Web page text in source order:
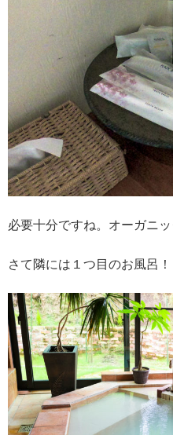
必要十分ですね。オーガニッ
さて隣には１つ目のお風呂！